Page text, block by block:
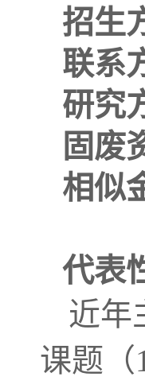
招生
联系
研究
固废
相似
代表
近年
课题（